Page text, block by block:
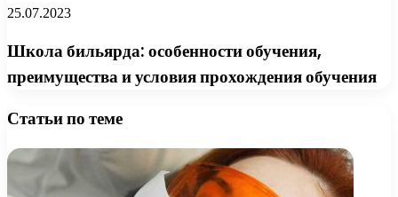
25.07.2023
Школа бильярда: особенности обучения,
преимущества и условия прохождения обучения
Статьи по теме